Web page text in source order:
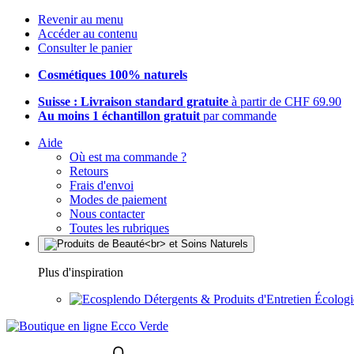
Revenir au menu
Accéder au contenu
Consulter le panier
Cosmétiques 100% naturels
Suisse : Livraison standard gratuite à partir de CHF 69.90
Au moins 1 échantillon gratuit par commande
Aide
Où est ma commande ?
Retours
Frais d'envoi
Modes de paiement
Nous contacter
Toutes les rubriques
Plus d'inspiration
Détergents & Produits d'Entretien